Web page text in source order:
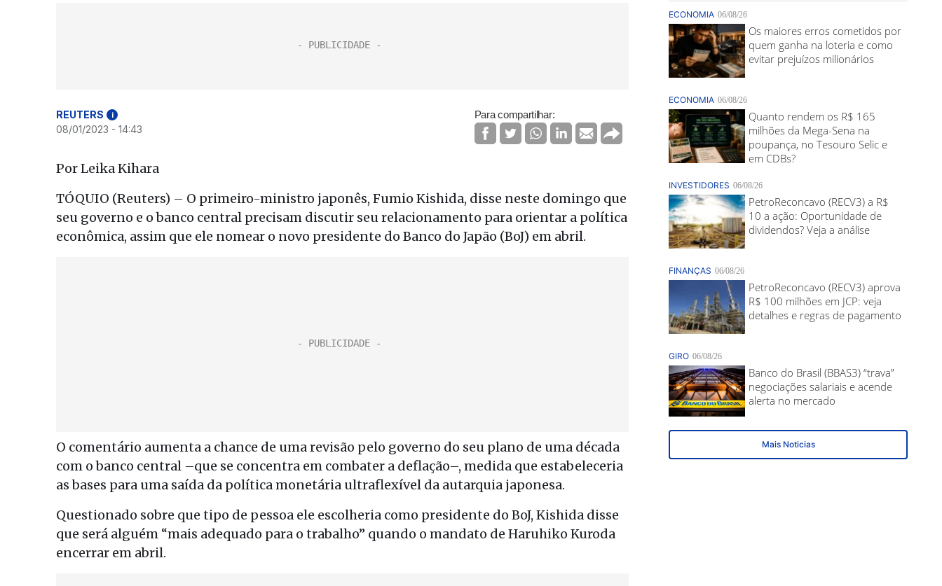
REUTERS i
08/01/2023 - 14:43
Para compartilhar:
Por Leika Kihara
TÓQUIO (Reuters) – O primeiro-ministro japonês, Fumio Kishida, disse neste domingo que
seu governo e o banco central precisam discutir seu relacionamento para orientar a política
econômica, assim que ele nomear o novo presidente do Banco do Japão (BoJ) em abril.
O comentário aumenta a chance de uma revisão pelo governo do seu plano de uma década
com o banco central –que se concentra em combater a deflação–, medida que estabeleceria
as bases para uma saída da política monetária ultraflexível da autarquia japonesa.
Questionado sobre que tipo de pessoa ele escolheria como presidente do BoJ, Kishida disse
que será alguém “mais adequado para o trabalho” quando o mandato de Haruhiko Kuroda
encerrar em abril.